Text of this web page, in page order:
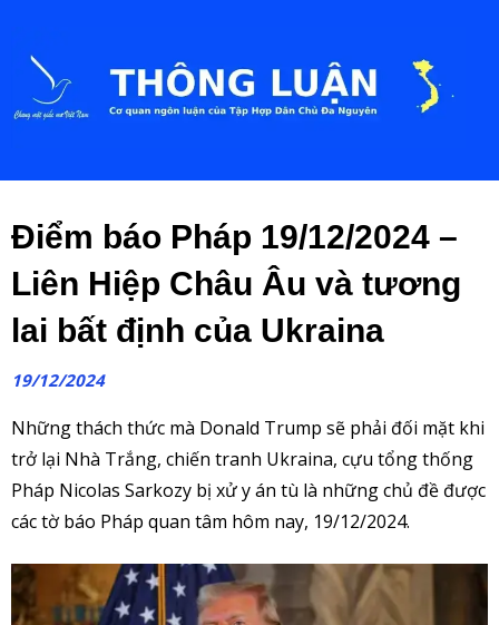
Điểm báo Pháp 19/12/2024 –
Liên Hiệp Châu Âu và tương
lai bất định của Ukraina
19/12/2024
Những thách thức mà Donald Trump sẽ phải đối mặt khi
trở lại Nhà Trắng, chiến tranh Ukraina, cựu tổng thống
Pháp Nicolas Sarkozy bị xử y án tù là những chủ đề được
các tờ báo Pháp quan tâm hôm nay, 19/12/2024.